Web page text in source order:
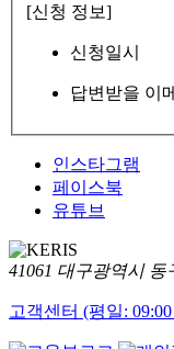
[신청 정보]
신청일시
답변받을 이
인스타그램
페이스북
유튜브
41061 대구광역시 동
고객센터 (평일: